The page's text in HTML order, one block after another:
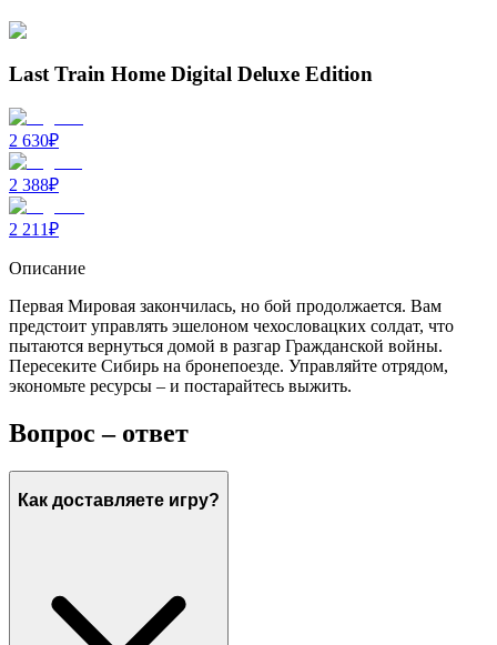
Last Train Home Digital Deluxe Edition
2 630₽
2 388₽
2 211₽
Описание
Первая Мировая закончилась, но бой продолжается. Вам
предстоит управлять эшелоном чехословацких солдат, что
пытаются вернуться домой в разгар Гражданской войны.
Пересеките Сибирь на бронепоезде. Управляйте отрядом,
экономьте ресурсы – и постарайтесь выжить.
Вопрос – ответ
Как доставляете игру?